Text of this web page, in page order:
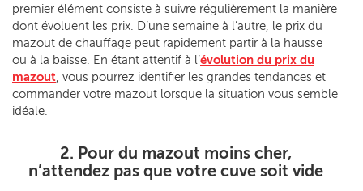
premier élément consiste à suivre régulièrement la manière
dont évoluent les prix. D’une semaine à l’autre, le prix du
mazout de chauffage peut rapidement partir à la hausse
ou à la baisse. En étant attentif à l’évolution du prix du
mazout, vous pourrez identifier les grandes tendances et
commander votre mazout lorsque la situation vous semble
idéale.
2. Pour du mazout moins cher,
n’attendez pas que votre cuve soit vide